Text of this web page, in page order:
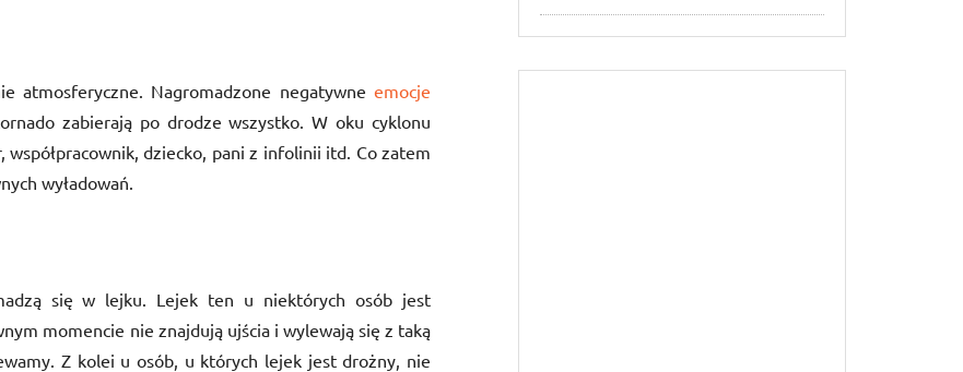
atmosferyczne. Nagromadzone negatywne emocje
zabierają po drodze wszystko. W oku cyklonu
współpracownik, dziecko, pani z infolinii itd. Co zatem
wyładowań.
się w lejku. Lejek ten u niektórych osób jest
momencie nie znajdują ujścia i wylewają się z taką
Z kolei u osób, u których lejek jest drożny, nie